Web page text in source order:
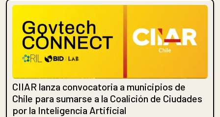
CIIAR lanza convocatoria a municipios de
Chile para sumarse a la Coalición de Ciudades
por la Inteligencia Artificial